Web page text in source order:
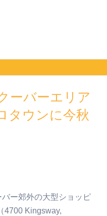
ーバーエリア
ウンに今秋
ー郊外の大型ショッピ
4700 Kingsway,